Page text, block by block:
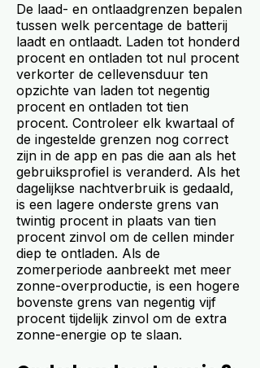
De laad- en ontlaadgrenzen bepalen
tussen welk percentage de batterij
laadt en ontlaadt. Laden tot honderd
procent en ontladen tot nul procent
verkorter de cellevensduur ten
opzichte van laden tot negentig
procent en ontladen tot tien
procent. Controleer elk kwartaal of
de ingestelde grenzen nog correct
zijn in de app en pas die aan als het
gebruiksprofiel is veranderd. Als het
dagelijkse nachtverbruik is gedaald,
is een lagere onderste grens van
twintig procent in plaats van tien
procent zinvol om de cellen minder
diep te ontladen. Als de
zomerperiode aanbreekt met meer
zonne-overproductie, is een hogere
bovenste grens van negentig vijf
procent tijdelijk zinvol om de extra
zonne-energie op te slaan.